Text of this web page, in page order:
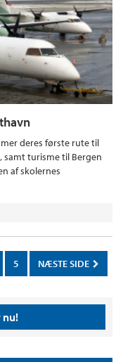
deres første rute til
samt turisme til Bergen
af skolernes
5 NÆSTE SIDE
nu!